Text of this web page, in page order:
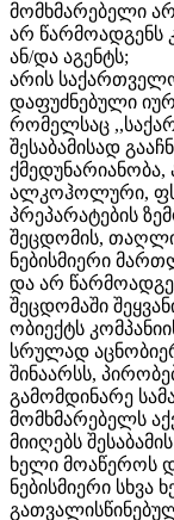
მომხმარებელი
არ წარმოადგენს
ან/და აგენტს;
არის
დაფუძნებული
რომელსაც
შესაბამისად
ალკოჰოლური,
პრეპარატების
შეცდომის,
ნებისმიერი
და არ
შეცდომაში
ობიექტს
სრულად
შინაარსს,
გამომდინარე
მომხმარებელს
მიიღებს
ხელი მოაწეროს
ნებისმიერი სხვა